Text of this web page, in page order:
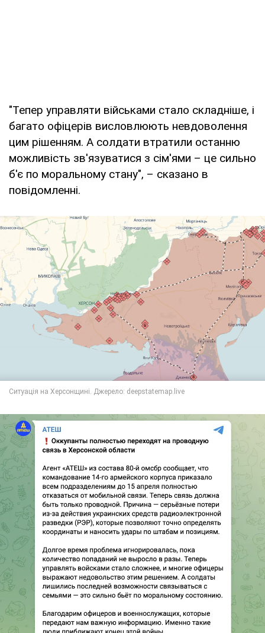
"Тепер управляти військами стало складніше, і
багато офіцерів висловлюють невдоволення
цим рішенням. А солдати втратили останню
можливість зв'язуватися з сім'ями – це сильно
б'є по моральному стану", – сказано в
повідомленні.